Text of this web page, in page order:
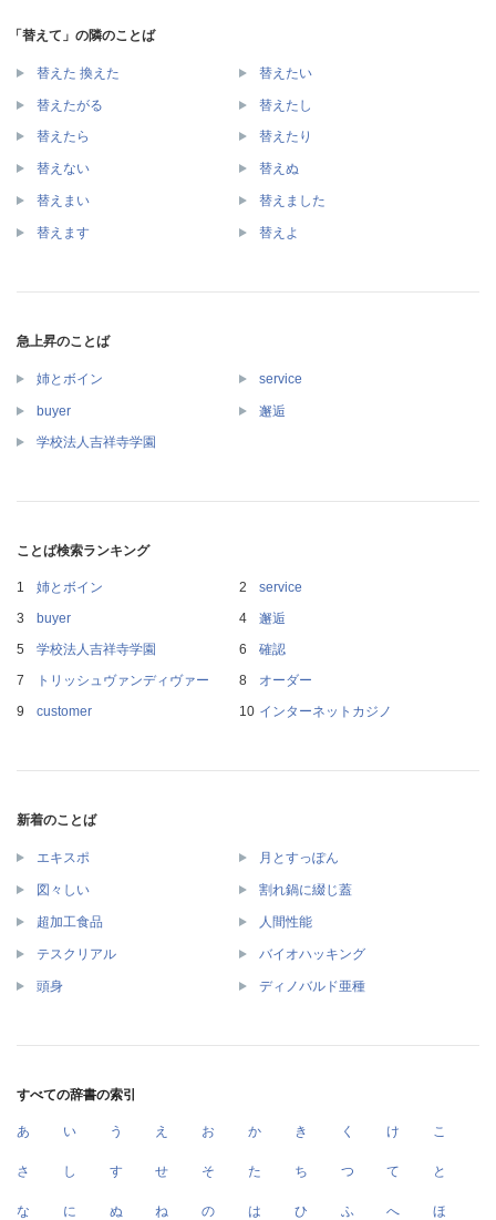
「替えて」の隣のことば
替えた 換えた 替えたい
替えたがる 替えたし
替えたら 替えたり
替えない 替えぬ
替えまい 替えました
替えます 替えよ
急上昇のことば
姉とボイン service
buyer 邂逅
学校法人吉祥寺学園
ことば検索ランキング
姉とボイン
service
buyer
邂逅
学校法人吉祥寺学園
確認
トリッシュヴァンディヴァー
オーダー
customer
インターネットカジノ
新着のことば
エキスポ 月とすっぽん
図々しい 割れ鍋に綴じ蓋
超加工食品 人間性能
テスクリアル バイオハッキング
頭身 ディノバルド亜種
すべての辞書の索引
あ い う え お か き く け こ
さ し す せ そ た ち つ て と
な に ぬ ね の は ひ ふ へ ほ